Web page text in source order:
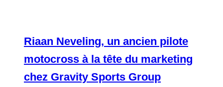
Riaan Neveling, un ancien pilote
motocross à la tête du marketing
chez Gravity Sports Group